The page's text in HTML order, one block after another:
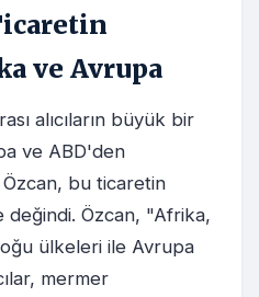
ve Avrupa
alıcıların büyük bir
ve ABD'den
bu ticaretin
değindi. Özcan, "Afrika,
ülkeleri ile Avrupa
mermer